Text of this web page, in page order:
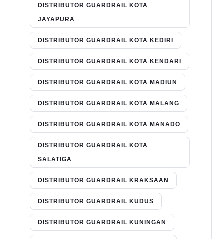
DISTRIBUTOR GUARDRAIL KOTA
JAYAPURA
DISTRIBUTOR GUARDRAIL KOTA KEDIRI
DISTRIBUTOR GUARDRAIL KOTA KENDARI
DISTRIBUTOR GUARDRAIL KOTA MADIUN
DISTRIBUTOR GUARDRAIL KOTA MALANG
DISTRIBUTOR GUARDRAIL KOTA MANADO
DISTRIBUTOR GUARDRAIL KOTA
SALATIGA
DISTRIBUTOR GUARDRAIL KRAKSAAN
DISTRIBUTOR GUARDRAIL KUDUS
DISTRIBUTOR GUARDRAIL KUNINGAN